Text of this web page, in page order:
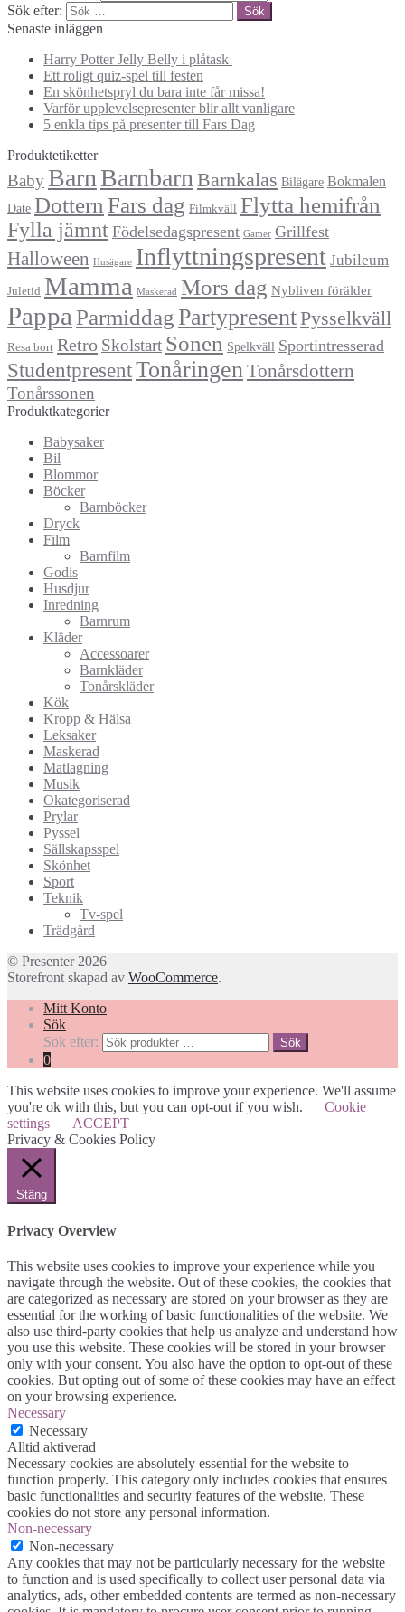
Sök efter:
Senaste inläggen
Harry Potter Jelly Belly i plåtask
Ett roligt quiz-spel till festen
En skönhetspryl du bara inte får missa!
Varför upplevelsepresenter blir allt vanligare
5 enkla tips på presenter till Fars Dag
Produktetiketter
Baby Barn Barnbarn Barnkalas Bilägare Bokmalen
Date Dottern Fars dag Filmkväll Flytta hemifrån
Fylla jämnt Födelsedagspresent Gamer Grillfest
Halloween Husägare Inflyttningspresent Jubileum
Juletid Mamma Maskerad Mors dag Nybliven förälder
Pappa ParmiddagPartypresentPysselkväll
Resa bort Retro Skolstart Sonen Spelkväll Sportintresserad
StudentpresentTonåringen Tonårsdottern
Tonårssonen
Produktkategorier
Babysaker
Bil
Blommor
Böcker
Barnböcker
Dryck
Film
Barnfilm
Godis
Husdjur
Inredning
Barnrum
Kläder
Accessoarer
Barnkläder
Tonårskläder
Kök
Kropp & Hälsa
Leksaker
Maskerad
Matlagning
Musik
Okategoriserad
Prylar
Pyssel
Sällskapsspel
Skönhet
Sport
Teknik
Tv-spel
Trädgård
© Presenter 2026
Storefront skapad av WooCommerce.
Mitt Konto
Sök
Sök efter:
Sök
0
This website uses cookies to improve your experience. We'll assume
you're ok with this, but you can opt-out if you wish.
Cookie
settings
ACCEPT
Privacy & Cookies Policy
Stäng
Privacy Overview
This website uses cookies to improve your experience while you
navigate through the website. Out of these cookies, the cookies that
are categorized as necessary are stored on your browser as they are
essential for the working of basic functionalities of the website. We
also use third-party cookies that help us analyze and understand how
you use this website. These cookies will be stored in your browser
only with your consent. You also have the option to opt-out of these
cookies. But opting out of some of these cookies may have an effect
on your browsing experience.
Necessary
Necessary
Alltid aktiverad
Necessary cookies are absolutely essential for the website to
function properly. This category only includes cookies that ensures
basic functionalities and security features of the website. These
cookies do not store any personal information.
Non-necessary
Non-necessary
Any cookies that may not be particularly necessary for the website
to function and is used specifically to collect user personal data via
analytics, ads, other embedded contents are termed as non-necessary